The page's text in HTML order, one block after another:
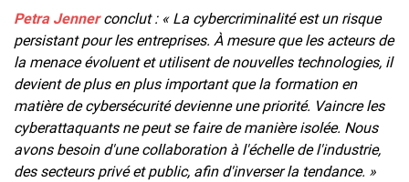
Petra Jennerconclut : « La cybercriminalité est un risque
persistant pour les entreprises. À mesure que les acteurs de
la menace évoluent et utilisent de nouvelles technologies, il
devient de plus en plus important que la formation en
matière de cybersécurité devienne une priorité. Vaincre les
cyberattaquants ne peut se faire de manière isolée. Nous
avons besoin d'une collaboration à l'échelle de l'industrie,
des secteurs privé et public, afin d'inverser la tendance. »